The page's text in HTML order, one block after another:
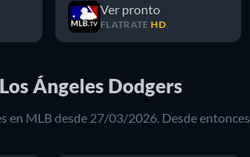
Ver pronto
FLATRATE HD
Ángeles Dodgers
en MLBdesde 27/03/2026 . Desde entonces,